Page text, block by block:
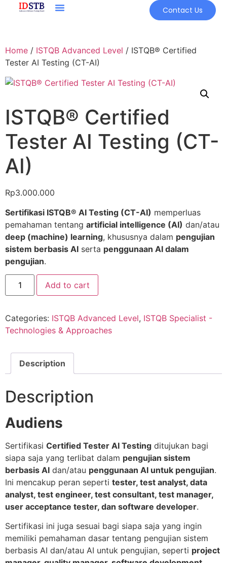
Contact Us
Home / ISTQB Advanced Level / ISTQB® Certified
Tester AI Testing (CT-AI)
ISTQB® Certified
Tester AI Testing (CT-
AI)
Rp3.000.000
Sertifikasi ISTQB® AI Testing (CT-AI) memperluas
pemahaman tentang artificial intelligence (AI) dan/atau
deep (machine) learning, khususnya dalam pengujian
sistem berbasis AI serta penggunaan AI dalam
pengujian.
Add to cart
Categories: ISTQB Advanced Level, ISTQB Specialist -
Technologies & Approaches
Description
Description
Audiens
Sertifikasi Certified Tester AI Testing ditujukan bagi
siapa saja yang terlibat dalam pengujian sistem
berbasis AI dan/atau penggunaan AI untuk pengujian.
Ini mencakup peran seperti tester, test analyst, data
analyst, test engineer, test consultant, test manager,
user acceptance tester, dan software developer.
Sertifikasi ini juga sesuai bagi siapa saja yang ingin
memiliki pemahaman dasar tentang pengujian sistem
berbasis AI dan/atau AI untuk pengujian, seperti project